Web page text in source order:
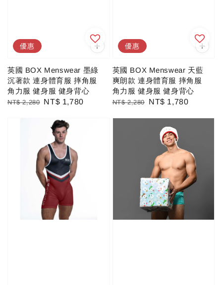
優惠
英國 BOX Menswear 墨綠
沉著款 連身體育服 摔角服
角力服 健身服 健身背心
Regular
NT$ 2,280 Sale
NT$ 1,780
優惠
英國 BOX Menswear 天藍
爽朗款 連身體育服 摔角服
角力服 健身服 健身背心
Regular
NT$ 2,280
Sale
NT$ 1,780